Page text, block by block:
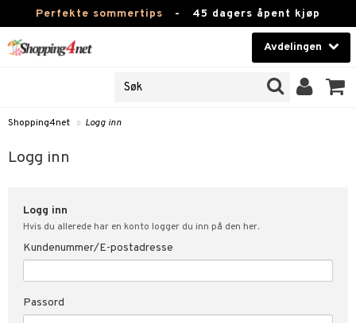
Perfekte sommertips - 45 dagers åpent kjøp
Avdelingen
Kontaktlinser
Helsekost
Fitness
Hjem & innredning
Leketøy, Barn & Baby
Varemerker
Shopping4net » Logg inn
Logg inn
Logg inn
Hvis du allerede har en konto logger du inn på den her.
Kundenummer/E-postadresse
Passord
& svar